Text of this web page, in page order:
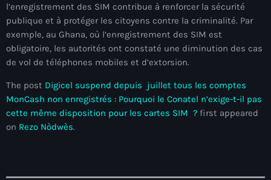
Alexandre Pierre
Algérie
Alimentation
Allemagne
Allemand
l’enregistrement des SIM contribue à renforcer la sécurité
publique et à protéger les citoyens contre la criminalité. Par
exemple, au Ghana, où l’enregistrement des SIM est
obligatoire, les autorités ont constaté une diminution des cas
de vol de téléphones mobiles et d’extorsion.
The post Digicel suspend depuis juillet tous les comptes
MonCash non enregistrés : Pourquoi le Conatel n’exige-t-il pas
cette même disposition pour les cartes SIM ? first appeared
on Rezo Nòdwès.